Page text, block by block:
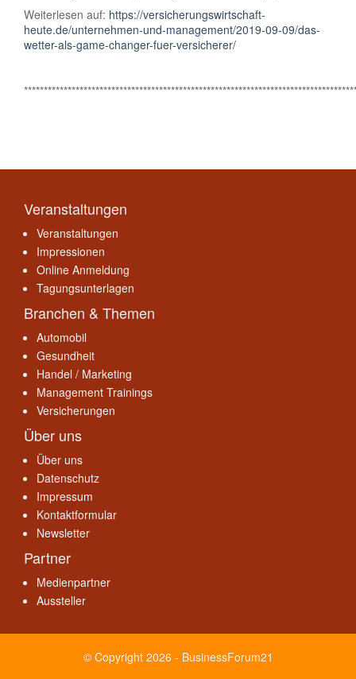
Weiterlesen auf: https://versicherungswirtschaft-
heute.de/unternehmen-und-management/2019-09-09/das-
wetter-als-game-changer-fuer-versicherer/
Veranstaltungen
Veranstaltungen
Impressionen
Online Anmeldung
Tagungsunterlagen
Branchen & Themen
Automobil
Gesundheit
Handel / Marketing
Management Trainings
Versicherungen
Über uns
Über uns
Datenschutz
Impressum
Kontaktformular
Newsletter
Partner
Medienpartner
Aussteller
© Copyright 2026 - BusinessForum21